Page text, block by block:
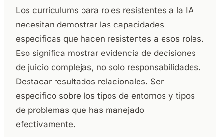
Los curriculums para roles resistentes a la IA
necesitan demostrar las capacidades
especificas que hacen resistentes a esos roles.
Eso significa mostrar evidencia de decisiones
de juicio complejas, no solo responsabilidades.
Destacar resultados relacionales. Ser
especifico sobre los tipos de entornos y tipos
de problemas que has manejado
efectivamente.